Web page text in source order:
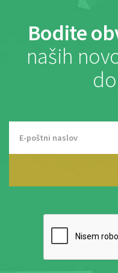
Bodite
naših